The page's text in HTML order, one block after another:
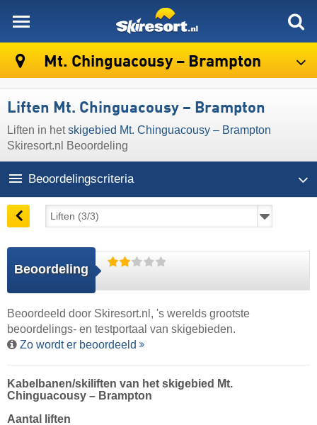
Mt. Chinguacousy – Brampton
Liften Mt. Chinguacousy – Brampton
Liften in hetskigebied Mt. Chinguacousy – Brampton
Skiresort.nl Beoordeling
Beoordelingscriteria
Beoordeling
Beoordeeld door Skiresort.nl , 's werelds grootste
beoordelings- en testportaal van skigebieden.
Zo wordt er beoordeeld
Kabelbanen/​skiliften van het skigebied Mt.
Chinguacousy – Brampton
Aantal liften